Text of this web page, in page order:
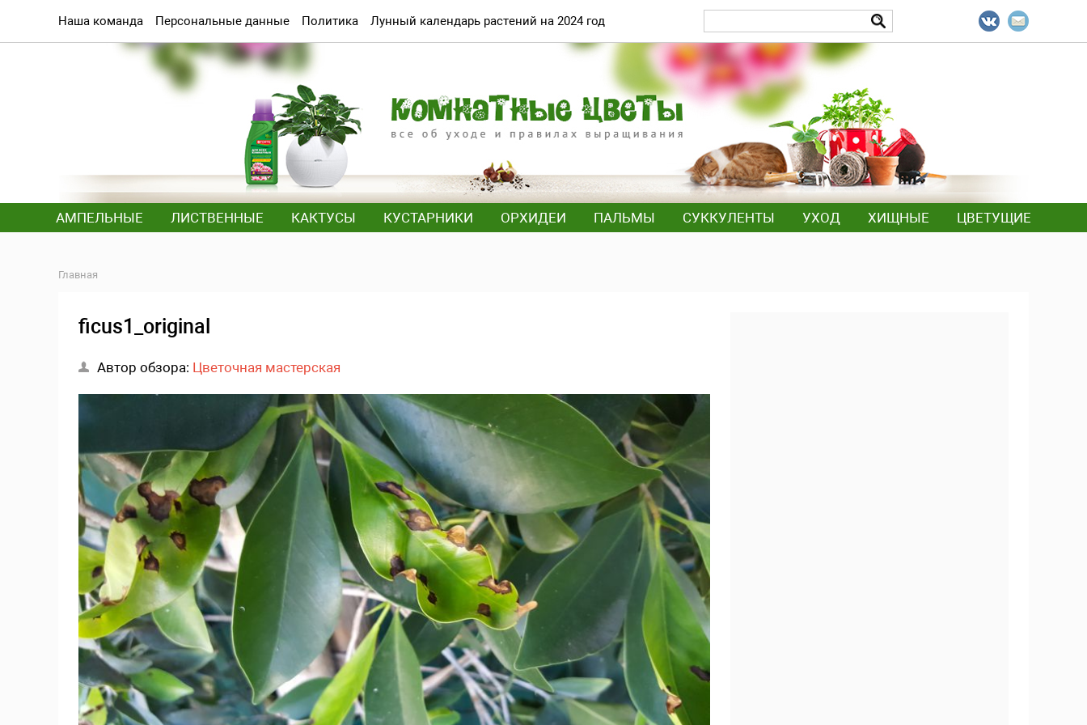
Наша команда Персональные данные Политика Лунный календарь растений на 2024 год
АМПЕЛЬНЫЕ ЛИСТВЕННЫЕ КАКТУСЫ КУСТАРНИКИ ОРХИДЕИ ПАЛЬМЫ СУККУЛЕНТЫ УХОД ХИЩНЫЕ ЦВЕТУЩИЕ
Главная
ficus1_original
Автор обзора: Цветочная мастерская